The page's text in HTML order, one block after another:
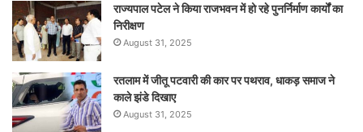
राज्यपाल पटेल ने किया राजभवन में हो रहे पुनर्निर्माण कार्यों का
निरीक्षण
August 31, 2025
रतलाम में जीतू पटवारी की कार पर पथराव, धाकड़ समाज ने
काले झंडे दिखाए
August 31, 2025